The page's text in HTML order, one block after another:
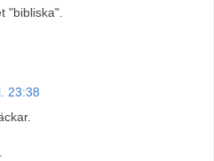
"bibliska".
23:38